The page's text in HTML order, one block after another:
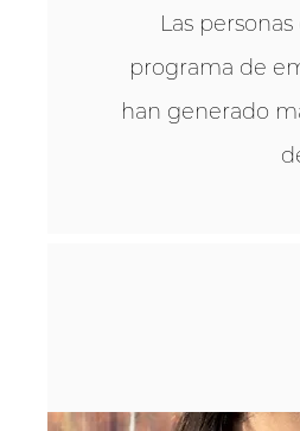
Las
programa de
han generado